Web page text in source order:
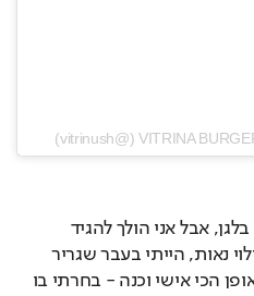
‎‏
"אני יודע שזה הולך לעשות פה בלגן, אבל אני הולך להגיד
'מקדונלד'ס' ויש לי גם הסבר. גילוי נאות, הייתי בעבר שגריר
שלהם, אבל אני אומר את זה באופן הכי אישי וכנה - בחרתי בו